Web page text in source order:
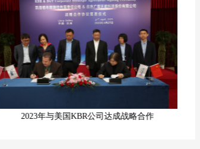
2019年与美国科学设计公司（SD）达成合作